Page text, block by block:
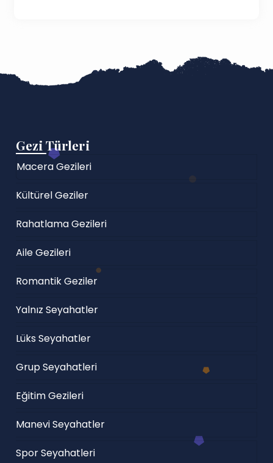
Gezi Türleri
Macera Gezileri
Kültürel Geziler
Rahatlama Gezileri
Aile Gezileri
Romantik Geziler
Yalnız Seyahatler
Lüks Seyahatler
Grup Seyahatleri
Eğitim Gezileri
Manevi Seyahatler
Spor Seyahatleri